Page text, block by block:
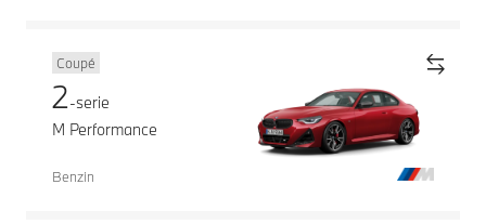
Coupé
2-serie
M Performance
Benzin